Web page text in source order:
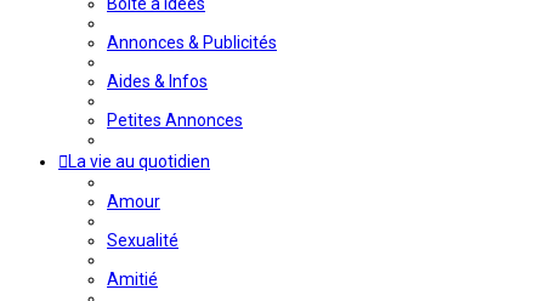
Annonces & Publicités
Aides & Infos
Petites Annonces
La vie au quotidien
Amour
Sexualité
Amitié